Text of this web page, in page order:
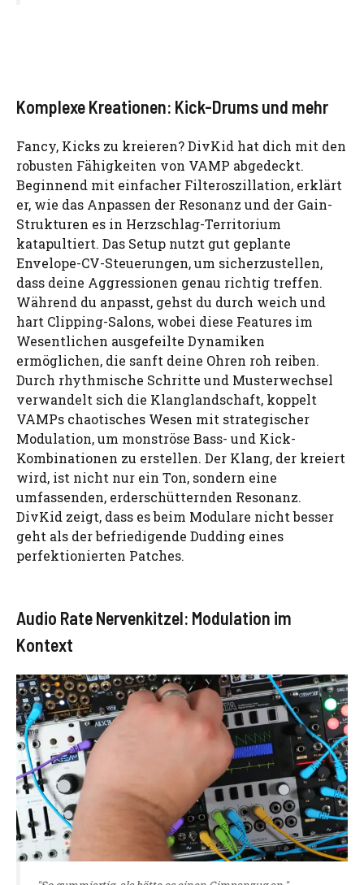
Komplexe Kreationen: Kick-Drums und mehr
Fancy, Kicks zu kreieren? DivKid hat dich mit den
robusten Fähigkeiten von VAMP abgedeckt.
Beginnend mit einfacher Filteroszillation, erklärt
er, wie das Anpassen der Resonanz und der Gain-
Strukturen es in Herzschlag-Territorium
katapultiert. Das Setup nutzt gut geplante
Envelope-CV-Steuerungen, um sicherzustellen,
dass deine Aggressionen genau richtig treffen.
Während du anpasst, gehst du durch weich und
hart Clipping-Salons, wobei diese Features im
Wesentlichen ausgefeilte Dynamiken
ermöglichen, die sanft deine Ohren roh reiben.
Durch rhythmische Schritte und Musterwechsel
verwandelt sich die Klanglandschaft, koppelt
VAMPs chaotisches Wesen mit strategischer
Modulation, um monströse Bass- und Kick-
Kombinationen zu erstellen. Der Klang, der kreiert
wird, ist nicht nur ein Ton, sondern eine
umfassenden, erderschütternden Resonanz.
DivKid zeigt, dass es beim Modulare nicht besser
geht als der befriedigende Dudding eines
perfektionierten Patches.
Audio Rate Nervenkitzel: Modulation im
Kontext